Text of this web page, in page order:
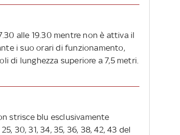
alle 19.30 mentre non è attiva il
i suo orari di funzionamento,
di lunghezza superiore a 7,5 metri.
strisce blu esclusivamente
30, 31, 34, 35, 36, 38, 42, 43 del